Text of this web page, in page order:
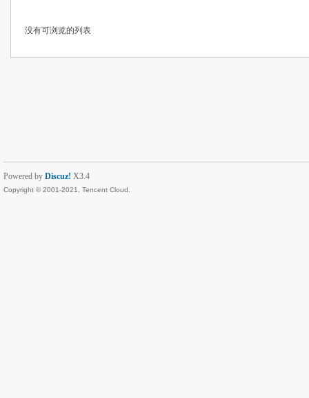
没有可浏览的列表
Powered by Discuz! X3.4
Copyright © 2001-2021, Tencent Cloud.